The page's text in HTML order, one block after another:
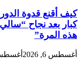
كيف أقنع قدوة الدور
كبار بعد نجاح
هذه المرة”
أغسطس 6, 2026 أغسطس 6,